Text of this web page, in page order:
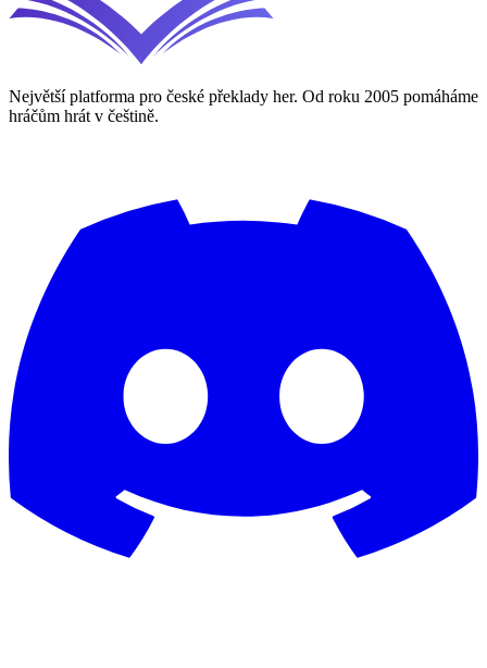
Největší platforma pro české překlady her. Od roku 2005 pomáháme
hráčům hrát v češtině.